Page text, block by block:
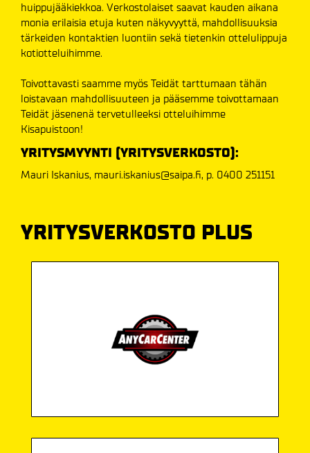
huippujääkiekkoa. Verkostolaiset saavat kauden aikana
monia erilaisia etuja kuten näkyvyyttä, mahdollisuuksia
tärkeiden kontaktien luontiin sekä tietenkin ottelulippuja
kotiotteluihimme.
Toivottavasti saamme myös Teidät tarttumaan tähän
loistavaan mahdollisuuteen ja pääsemme toivottamaan
Teidät jäsenenä tervetulleeksi otteluihimme
Kisapuistoon!
YRITYSMYYNTI (YRITYSVERKOSTO):
Mauri Iskanius, mauri.iskanius@saipa.fi, p. 0400 251151
YRITYSVERKOSTO PLUS